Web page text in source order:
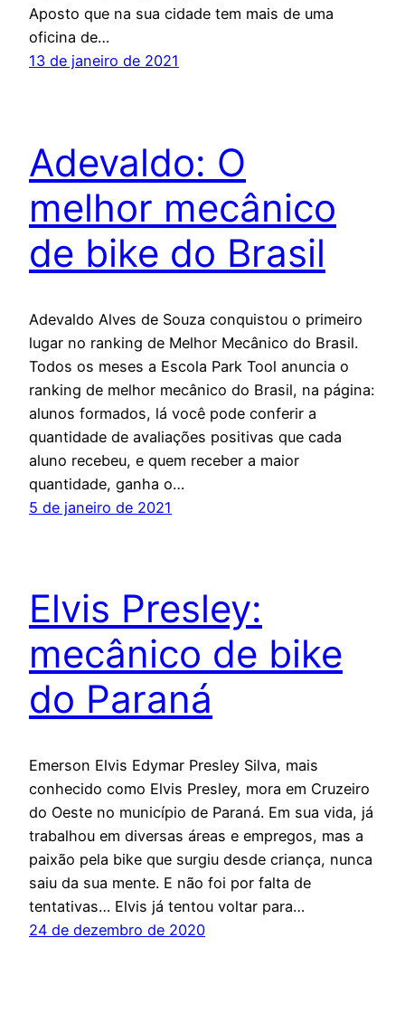
Aposto que na sua cidade tem mais de uma
oficina de…
13 de janeiro de 2021
Adevaldo: O
melhor mecânico
de bike do Brasil
Adevaldo Alves de Souza conquistou o primeiro
lugar no ranking de Melhor Mecânico do Brasil.
Todos os meses a Escola Park Tool anuncia o
ranking de melhor mecânico do Brasil, na página:
alunos formados, lá você pode conferir a
quantidade de avaliações positivas que cada
aluno recebeu, e quem receber a maior
quantidade, ganha o…
5 de janeiro de 2021
Elvis Presley:
mecânico de bike
do Paraná
Emerson Elvis Edymar Presley Silva, mais
conhecido como Elvis Presley, mora em Cruzeiro
do Oeste no município de Paraná. Em sua vida, já
trabalhou em diversas áreas e empregos, mas a
paixão pela bike que surgiu desde criança, nunca
saiu da sua mente. E não foi por falta de
tentativas… Elvis já tentou voltar para…
24 de dezembro de 2020